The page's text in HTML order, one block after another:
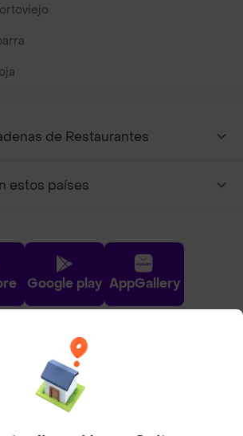
de Restaurantes
estos países
Google play AppGallery
cerca de ti